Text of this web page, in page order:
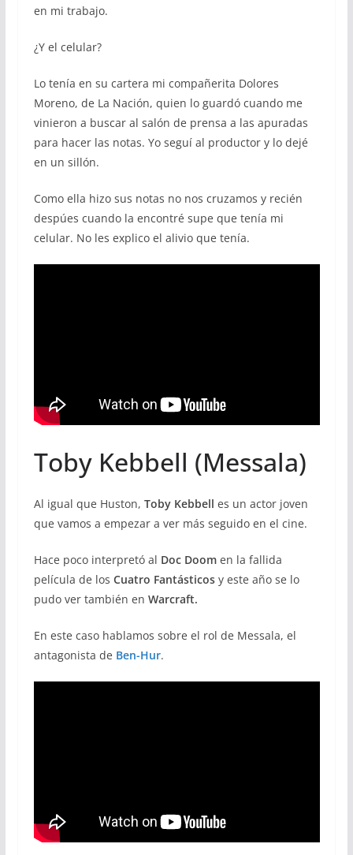
en mi trabajo.
¿Y el celular?
Lo tenía en su cartera mi compañerita Dolores
Moreno, de La Nación, quien lo guardó cuando me
vinieron a buscar al salón de prensa a las apuradas
para hacer las notas. Yo seguí al productor y lo dejé
en un sillón.
Como ella hizo sus notas no nos cruzamos y recién
despúes cuando la encontré supe que tenía mi
celular. No les explico el alivio que tenía.
Toby Kebbell (Messala)
Al igual que Huston, Toby Kebbell es un actor joven
que vamos a empezar a ver más seguido en el cine.
Hace poco interpretó al Doc Doomen la fallida
película de los Cuatro Fantásticosy este año se lo
pudo ver también en Warcraft.
En este caso hablamos sobre el rol de Messala, el
antagonista de Ben-Hur.